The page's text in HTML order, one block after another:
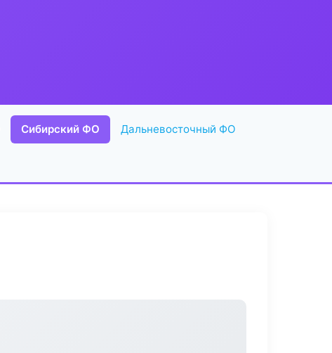
Сибирский ФО Дальневосточный ФО